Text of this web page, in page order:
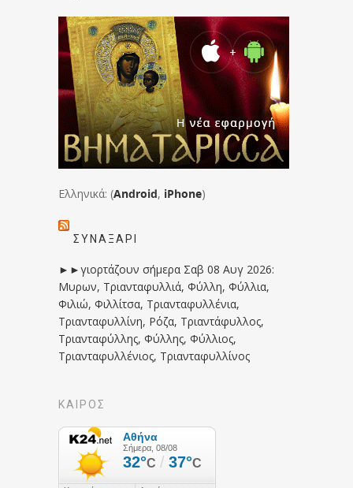
Ελληνικά: (Android, iPhone)
ΣΥΝΑΞΆΡΙ
►►γιορτάζουν σήμερα Σαβ 08 Αυγ 2026:
Μυρων, Τριανταφυλλιά, Φύλλη, Φύλλια,
Φιλιώ, Φιλλίτσα, Τριανταφυλλένια,
Τριανταφυλλίνη, Ρόζα, Τριαντάφυλλος,
Τριανταφύλλης, Φύλλης, Φύλλιος,
Τριανταφυλλένιος, Τριανταφυλλίνος
ΚΑΙΡΟΣ